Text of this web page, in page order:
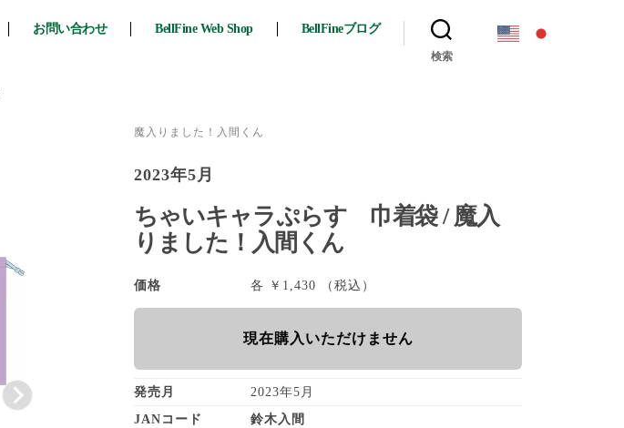
お問い合わせ BellFine Web Shop BellFineブログ
検索
魔入りました！入間くん
2023年5月
ちゃいキャラぷらす 巾着袋 / 魔入
りました！入間くん
価格 各 ￥1,430 （税込）
現在購入いただけません
発売月 2023年5月
JANコード
鈴木入間